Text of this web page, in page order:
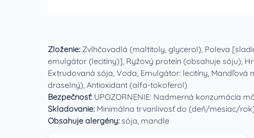
Zloženie: Zvlhčovadlá (maltitoly, glycerol), Poleva
emulgátor (lecitíny)], Ryžový proteín (obsahuje sóju),
Extrudovaná sója, Voda, Emulgátor: lecitíny,
draselný), Antioxidant (alfa-tokoferol)
Bezpečnosť: UPOZORNENIE: Nadmerná konzumácia
Skladovanie: Minimálna trvanlivosť do (deň/mesiac/
Obsahuje alergény: sója, mandle